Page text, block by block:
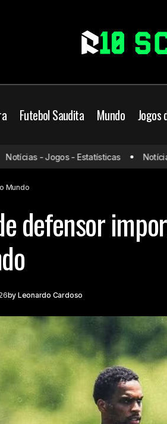
Futebol Saudita Mundo Jogos
Copa do Mundo Holanda perde
- Jogos - Estatísticas Notícias
Mundo
defensor
by Leonardo Cardoso